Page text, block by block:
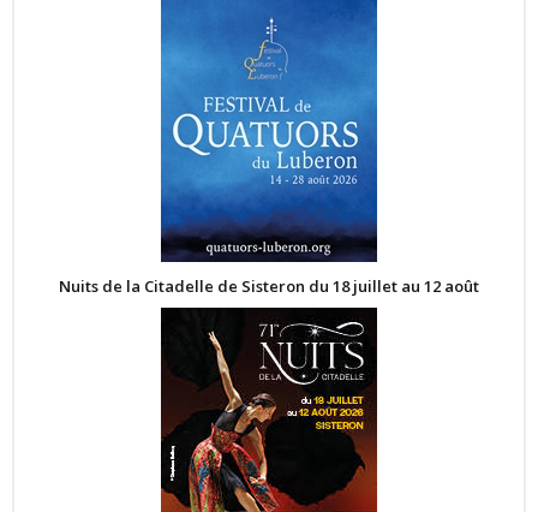
Nuits de la Citadelle de Sisteron du 18 juillet au 12 août